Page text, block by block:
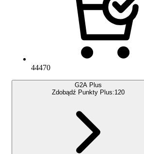
44470
G2A Plus
Zdobądź Punkty Plus:120